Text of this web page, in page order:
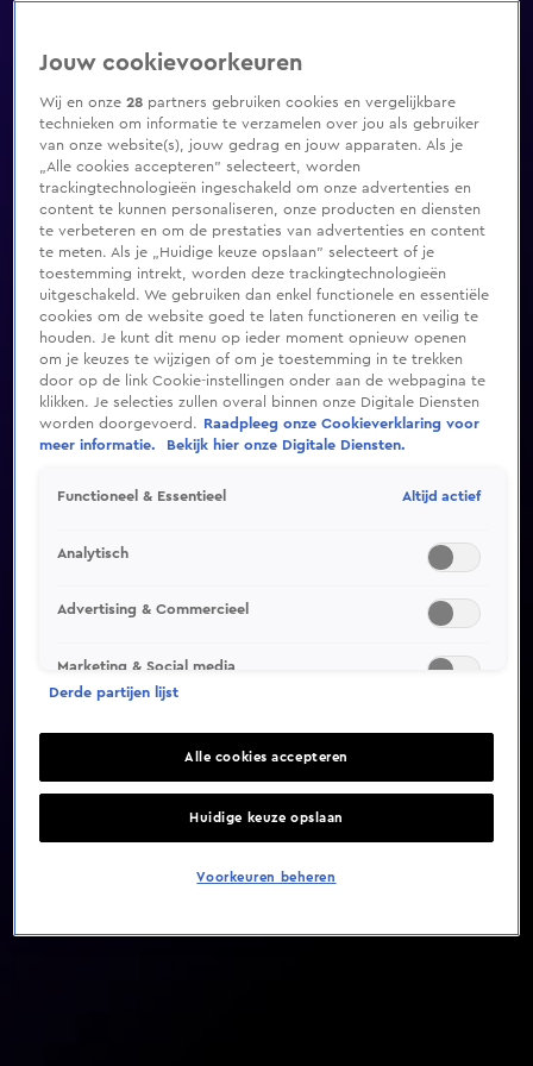
Video helaas niet gevonden
Jouw cookievoorkeuren
Wij en onze28 partners gebruiken cookies en vergelijkbare
technieken om informatie te verzamelen over jou als gebruiker
van onze website(s), jouw gedrag en jouw apparaten. Als je
„Alle cookies accepteren” selecteert, worden
trackingtechnologieën ingeschakeld om onze advertenties en
content te kunnen personaliseren, onze producten en diensten
te verbeteren en om de prestaties van advertenties en content
te meten. Als je „Huidige keuze opslaan” selecteert of je
toestemming intrekt, worden deze trackingtechnologieën
uitgeschakeld. We gebruiken dan enkel functionele en essentiële
cookies om de website goed te laten functioneren en veilig te
houden. Je kunt dit menu op ieder moment opnieuw openen
om je keuzes te wijzigen of om je toestemming in te trekken
door op de link Cookie-instellingen onder aan de webpagina te
klikken. Je selecties zullen overal binnen onze Digitale Diensten
worden doorgevoerd.
Raadpleeg onze Cookieverklaring voor
meer informatie.
Bekijk hier onze Digitale Diensten.
Functioneel & Essentieel Altijd actief
Analytisch
Advertising & Commercieel
Marketing & Social media
Derde partijen lijst
Alle cookies accepteren
Huidige keuze opslaan
Voorkeuren beheren